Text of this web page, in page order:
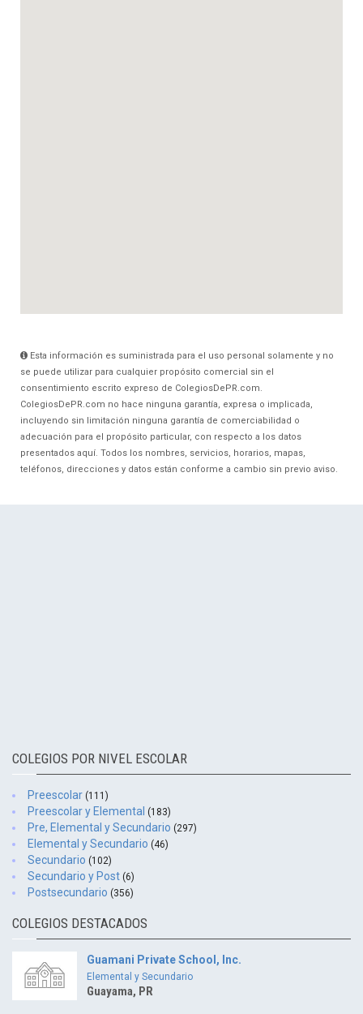
Esta información es suministrada para el uso personal solamente y no
se puede utilizar para cualquier propósito comercial sin el
consentimiento escrito expreso de ColegiosDePR.com.
ColegiosDePR.com no hace ninguna garantía, expresa o implicada,
incluyendo sin limitación ninguna garantía de comerciabilidad o
adecuación para el propósito particular, con respecto a los datos
presentados aquí. Todos los nombres, servicios, horarios, mapas,
teléfonos, direcciones y datos están conforme a cambio sin previo aviso.
COLEGIOS POR NIVEL ESCOLAR
Preescolar (111)
Preescolar y Elemental (183)
Pre, Elemental y Secundario (297)
Elemental y Secundario (46)
Secundario (102)
Secundario y Post (6)
Postsecundario (356)
COLEGIOS DESTACADOS
Guamani Private School, Inc.
Elemental y Secundario
Guayama, PR